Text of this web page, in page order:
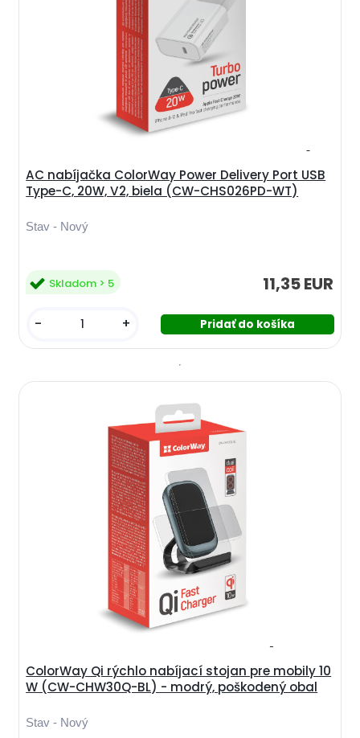
AC nabíjačka ColorWay Power Delivery Port USB
Type-C, 20W, V2, biela (CW-CHS026PD-WT)
Stav - Nový
11,35 EUR
Skladom > 5
- +
ColorWay Qi rýchlo nabíjací stojan pre mobily 10
W (CW-CHW30Q-BL) - modrý, poškodený obal
Stav - Nový